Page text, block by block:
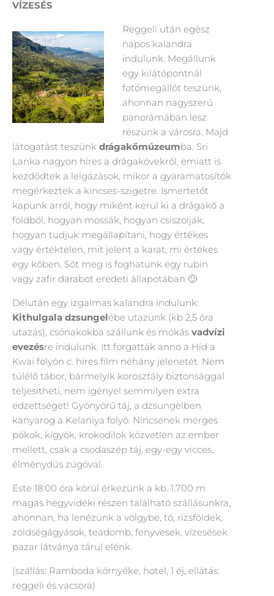
VÍZESÉS
Reggeli után egész
napos kalandra
indulunk. Megállunk
egy kilátópontnál
fotómegállót teszünk,
ahonnan nagyszerű
panorámában lesz
részünk a városra. Majd
látogatást teszünk drágakőmúzeumba. Sri
Lanka nagyon híres a drágakövekről, emiatt is
kezdődtek a leigázások, mikor a gyaramatosítók
megérkeztek a kincses-szigetre. Ismertetőt
kapunk arról, hogy miként kerül ki a drágakő a
földből, hogyan mossák, hogyan csiszolják,
hogyan tudjuk megállapítani, hogy értékes
vagy értéktelen, mit jelent a karat, mi értékes
egy kőben. Sőt meg is foghatunk egy rubin
vagy zafír darabot eredeti állapotában 🙂
Délután egy izgalmas kalandra indulunk:
Kithulgala dzsungelébe utazunk (kb 2,5 óra
utazás), csónakokba szállunk és mókás vadvízi
evezésre indulunk. Itt forgatták anno a Híd a
Kwai folyón c. híres film néhány jelenetét. Nem
túlélő tábor, bármelyik korosztály biztonsággal
teljesítheti, nem igényel semmilyen extra
edzettséget! Gyönyörű táj, a dzsungelben
kanyarog a Kelaniya folyó. Nincsenek mérges
pókok, kígyók, krokodilok közvetlen az ember
mellett, csak a csodaszép táj, egy-egy vicces,
élménydús zúgóval.
Este 18:00 óra körül érkezünk a kb. 1.700 m
magas hegyvidéki részen található szállásunkra,
ahonnan, ha lenézünk a völgybe, tó, rizsföldek,
zöldségágyások, teadomb, fenyvesek, vízesések
pazar látványa tárul elénk.
(szállás: Ramboda környéke, hotel, 1 éj, ellátás:
reggeli és vacsora)